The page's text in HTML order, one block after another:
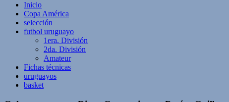
Inicio
Copa América
selección
futbol uruguayo
1era. División
2da. División
Amateur
Fichas técnicas
uruguayos
basket